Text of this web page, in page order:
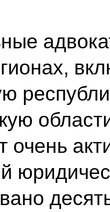
очень